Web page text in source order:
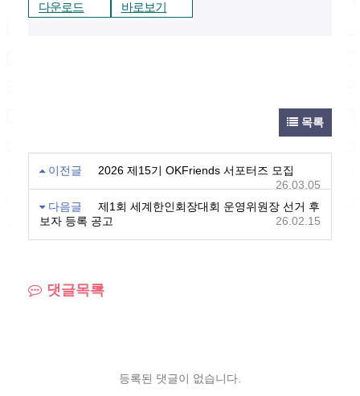
다운로드 바로보기
목록
이전글
2026 제15기 OKFriends 서포터즈 모집
26.03.05
다음글
제1회 세계한인회장대회 운영위원장 선거 후
보자 등록 공고
26.02.15
댓글목록
등록된 댓글이 없습니다.